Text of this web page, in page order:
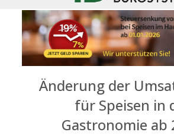
Änderung der
für Speisen in
Gastronomie ab